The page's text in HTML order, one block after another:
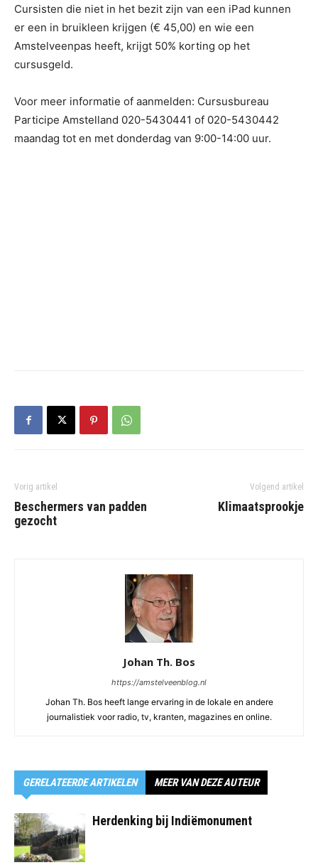
Cursisten die niet in het bezit zijn van een iPad kunnen
er een in bruikleen krijgen (€ 45,00) en wie een
Amstelveenpas heeft, krijgt 50% korting op het
cursusgeld.
Voor meer informatie of aanmelden: Cursusbureau
Participe Amstelland 020-5430441 of 020-5430442
maandag tot en met donderdag van 9:00-14:00 uur.
Vorig artikel
Beschermers van padden
gezocht
Volgend artikel
Klimaatsprookje
Johan Th. Bos
https://amstelveenblog.nl
Johan Th. Bos heeft lange ervaring in de lokale en andere
journalistiek voor radio, tv, kranten, magazines en online.
GERELATEERDE ARTIKELEN MEER VAN DEZE AUTEUR
Herdenking bij Indiëmonument